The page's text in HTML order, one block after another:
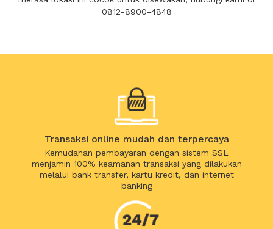
0812-8900-4848
Transaksi online mudah dan terpercaya
Kemudahan pembayaran dengan sistem SSL
menjamin 100% keamanan transaksi yang dilakukan
melalui bank transfer, kartu kredit, dan internet
banking